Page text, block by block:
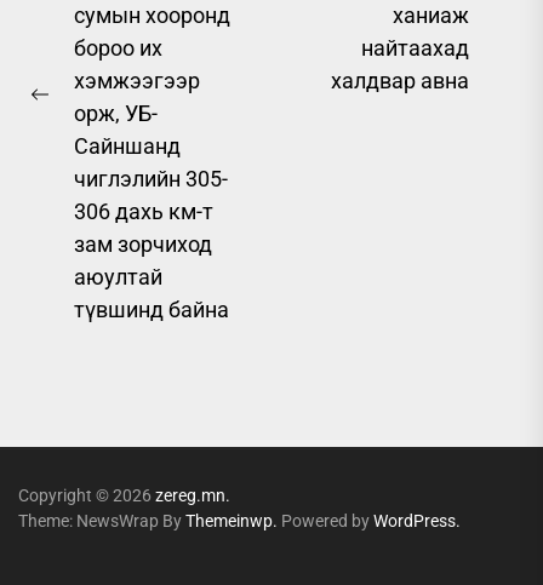
Previous
post:
сумын хооронд
бороо их
хэмжээгээр
орж, УБ-
Сайншанд
чиглэлийн 305-
306 дахь км-т
зам зорчиход
аюултай
түвшинд байна
ханиаж
найтаахад
халдвар авна
Copyright © 2026 zereg.mn.
Theme: NewsWrap ByThemeinwp. Powered byWordPress.